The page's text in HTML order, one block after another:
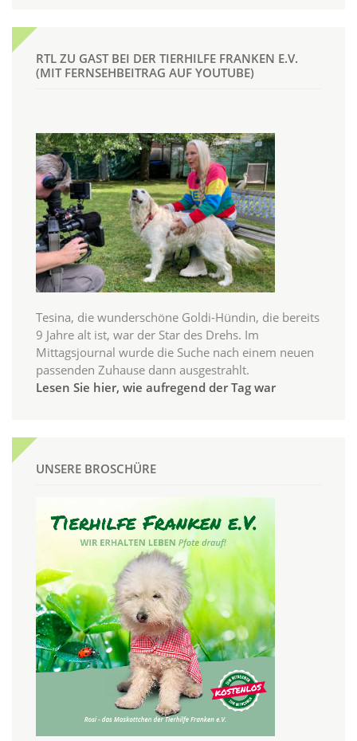
RTL ZU GAST BEI DER TIERHILFE FRANKEN E.V.
(MIT FERNSEHBEITRAG AUF YOUTUBE)
Tesina, die wunderschöne Goldi-Hündin, die bereits
9 Jahre alt ist, war der Star des Drehs. Im
Mittagsjournal wurde die Suche nach einem neuen
passenden Zuhause dann ausgestrahlt.
Lesen Sie hier, wie aufregend der Tag war
UNSERE BROSCHÜRE